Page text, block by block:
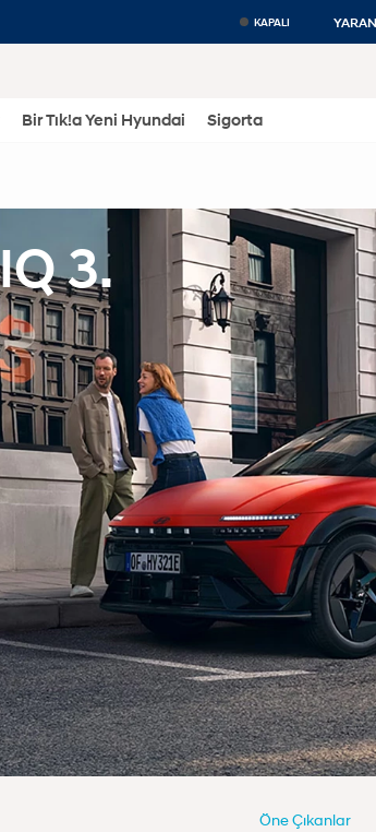
KAPALI
Bir Tık!a Yeni Hyundai Sigorta
3.
Öne Çıkanlar